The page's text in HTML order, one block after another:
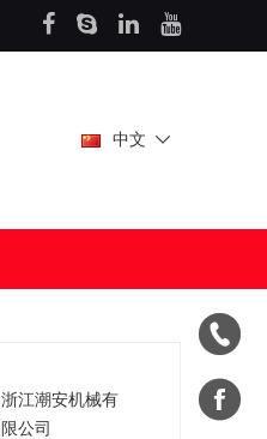


中文
浙江潮安机械有
限公司